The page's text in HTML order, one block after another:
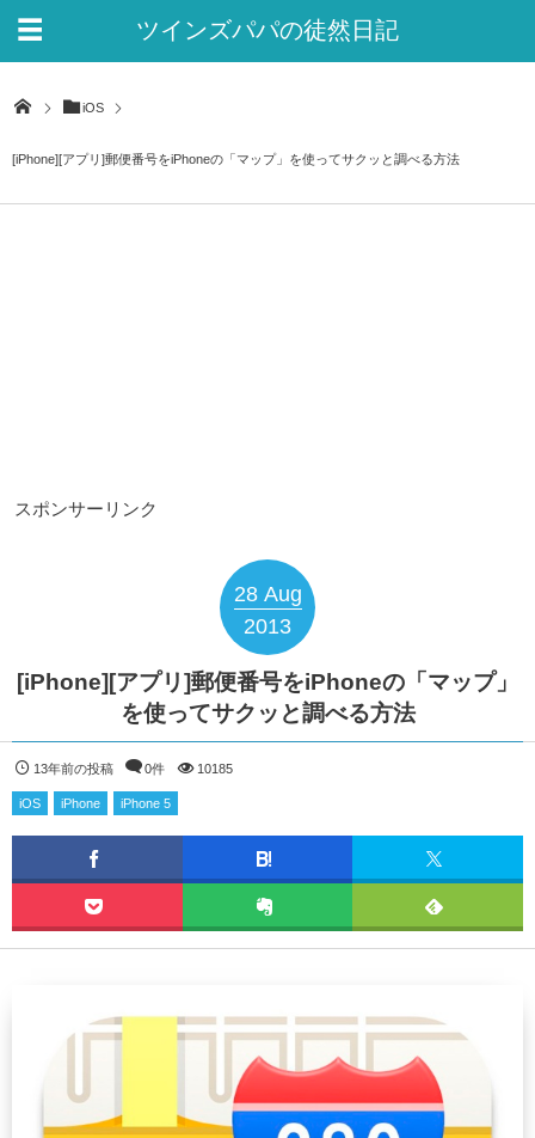
ツインズパパの徒然日記
iOS
[iPhone][アプリ]郵便番号をiPhoneの「マップ」を使ってサクッと調べる方法
スポンサーリンク
28 Aug
2013
[iPhone][アプリ]郵便番号をiPhoneの「マップ」
を使ってサクッと調べる方法
13年前の投稿 0件 10185
iOS iPhone iPhone 5